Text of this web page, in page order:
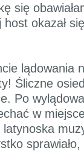
się
okazał
lądowania
Śliczne
Po
w